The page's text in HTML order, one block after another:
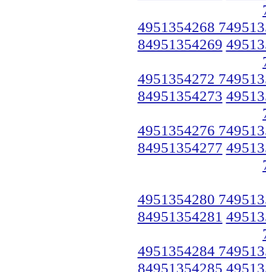
4951354268
84951354269
4951354272
84951354273
4951354276
84951354277
4951354280
84951354281
4951354284
84951354285